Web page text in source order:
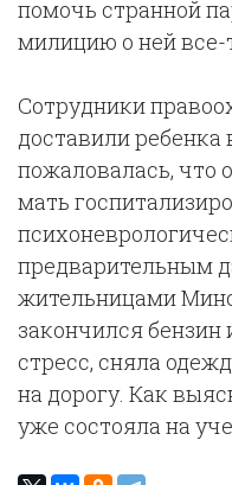
помочь странной
милицию о ней все-
Сотрудники
доставили ребенка
пожаловалась, что
мать
предварительным
жительницами
закончился
стресс, сняла
на дорогу. Как
уже состояла на